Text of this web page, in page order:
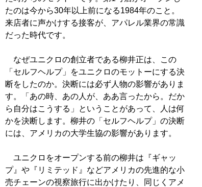
たのは今から30年以上前になる1984年のこと。
来店者に声かけする接客が、アパレル業界の常識
だった時代です。
なぜユニクロの創立者である柳井正は、この
「セルフヘルプ」をユニクロのモットーにする決
断をしたのか。決断には必ず人物の影響がありま
す。「あの時、あの人が、ああ言ったから。だか
ら自分はこうする」ということがあって、人は何
かを決断します。柳井の「セルフヘルプ」の決断
には、アメリカの大学生協の影響があります。
ユニクロをオープンする前の柳井は『ギャッ
プ』や『リミテッド』などアメリカの先進的な小
売チェーンの視察旅行に出かけたり、同じくアメ